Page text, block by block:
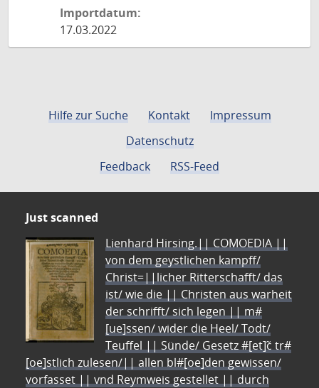
Importdatum:
17.03.2022
Hilfe zur Suche Kontakt
Impressum
Datenschutz
Feedback
RSS-Feed
Just scanned
Lienhard Hirsing.|| COMOEDIA ||
von dem geystlichen kampff/
Christ=||licher Ritterschafft/ das
ist/ wie die || Christen aus warheit
der schrifft/ sich legen || m#
[ue]ssen/ wider die Heel/ Todt/
Teuffel || Sünde/ Gesetz #[et]c̃ tr#
[oe]stlich zulesen/|| allen bl#[oe]den gewissen/
vorfasset || vnd Reymweis gestellet || durch